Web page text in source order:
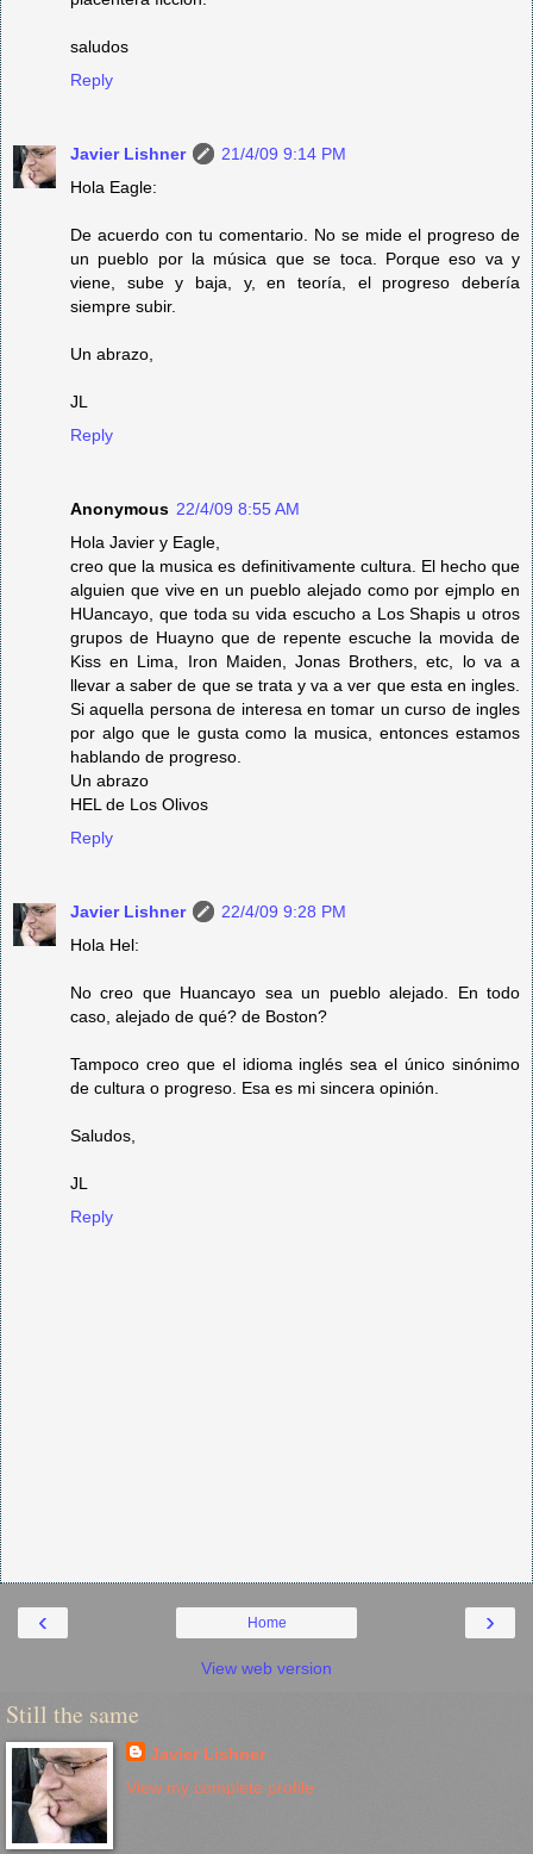
saludos
Reply
Javier Lishner
21/4/09 9:14 PM
Hola Eagle:
De acuerdo con tu comentario. No se mide el progreso de
un pueblo por la música que se toca. Porque eso va y
viene, sube y baja, y, en teoría, el progreso debería
siempre subir.
Un abrazo,
JL
Reply
Anonymous 22/4/09 8:55 AM
Hola Javier y Eagle,
creo que la musica es definitivamente cultura. El hecho que
alguien que vive en un pueblo alejado como por ejmplo en
HUancayo, que toda su vida escucho a Los Shapis u otros
grupos de Huayno que de repente escuche la movida de
Kiss en Lima, Iron Maiden, Jonas Brothers, etc, lo va a
llevar a saber de que se trata y va a ver que esta en ingles.
Si aquella persona de interesa en tomar un curso de ingles
por algo que le gusta como la musica, entonces estamos
hablando de progreso.
Un abrazo
HEL de Los Olivos
Reply
Javier Lishner
22/4/09 9:28 PM
Hola Hel:
No creo que Huancayo sea un pueblo alejado. En todo
caso, alejado de qué? de Boston?
Tampoco creo que el idioma inglés sea el único sinónimo
de cultura o progreso. Esa es mi sincera opinión.
Saludos,
JL
Reply
‹ ›
Home
View web version
Still the same
Javier Lishner
View my complete profile